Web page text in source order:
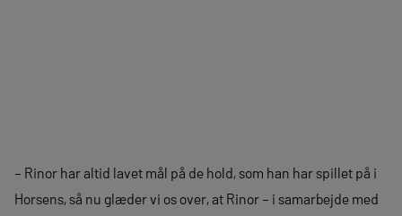
– Rinor har altid lavet mål på de hold, som han har spillet på i
Horsens, så nu glæder vi os over, at Rinor – i samarbejde med